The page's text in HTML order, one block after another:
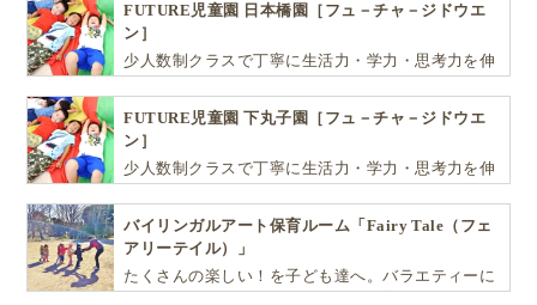
…と、どんどん話し始めたのです。
質問はたった１つ、でも、子どもの答えはこんなにた
くさん返ってくるのです！
どんどん子どもの言葉を引き出してみよ
う！
FUTURE児童園 日本橋園［フュ－チャ－ジドウエ
ン］
少人数制クラスで丁寧に生活力・学力・思考力を伸
FUTURE児童園 下丸子園［フュ－チャ－ジドウエ
ン］
少人数制クラスで丁寧に生活力・学力・思考力を伸
バイリンガルアート保育ルーム「Fairy Tale（フェ
アリーテイル）」
たくさんの楽しい！を子ども達へ。バラエティーに